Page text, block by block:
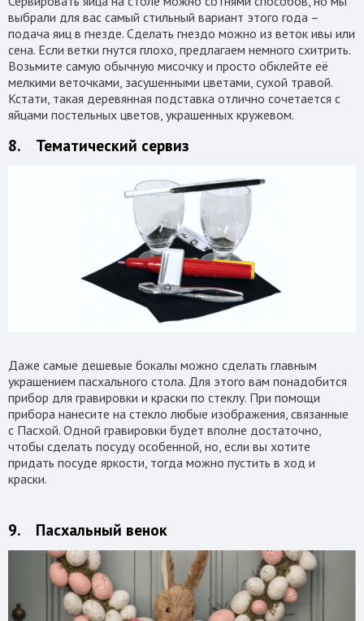
выбрали для вас самый стильный вариант этого года –
подача яиц в гнезде. Сделать гнездо можно из веток ивы или
сена. Если ветки гнутся плохо, предлагаем немного схитрить.
Возьмите самую обычную мисочку и просто обклейте её
мелкими веточками, засушенными цветами, сухой травой.
Кстати, такая деревянная подставка отлично сочетается с
яйцами постельных цветов, украшенных кружевом.
8. Тематический сервиз
Даже самые дешевые бокалы можно сделать главным
украшением пасхального стола. Для этого вам понадобится
прибор для гравировки и краски по стеклу. При помощи
прибора нанесите на стекло любые изображения, связанные
с Пасхой. Одной гравировки будет вполне достаточно,
чтобы сделать посуду особенной, но, если вы хотите
придать посуде яркости, тогда можно пустить в ход и
краски.
9. Пасхальный венок